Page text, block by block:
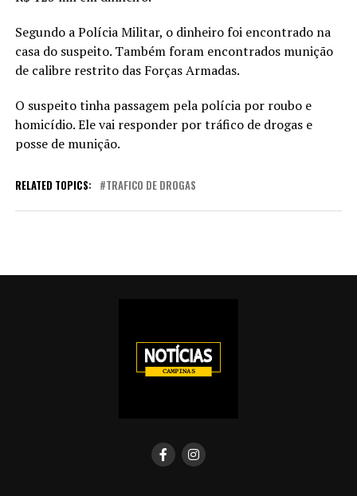
Segundo a Polícia Militar, o dinheiro foi encontrado na
casa do suspeito. Também foram encontrados munição
de calibre restrito das Forças Armadas.
O suspeito tinha passagem pela polícia por roubo e
homicídio. Ele vai responder por tráfico de drogas e
posse de munição.
RELATED TOPICS: TRAFICO DE DROGAS